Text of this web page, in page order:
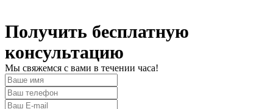
Получить бесплатную
консультацию
Мы свяжемся с вами в течении часа!